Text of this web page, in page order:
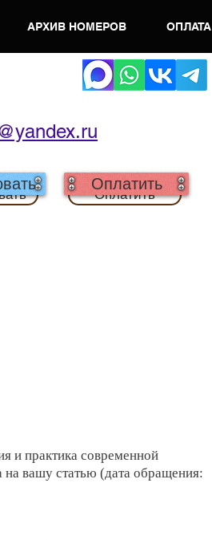
АРХИВ НОМЕРОВ ОПЛАТА
Оплатить
Оплатить
и практика современной
вашу статью (дата обращения: